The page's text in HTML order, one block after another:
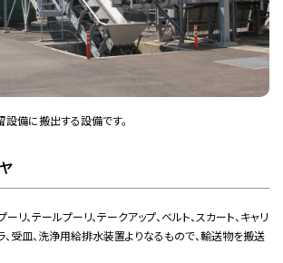
備に搬出する設備です。
リ、テールプーリ、テークアップ、ベルト、スカート、キャリ
、受皿、洗浄用給排水装置よりなるもので、輸送物を搬送